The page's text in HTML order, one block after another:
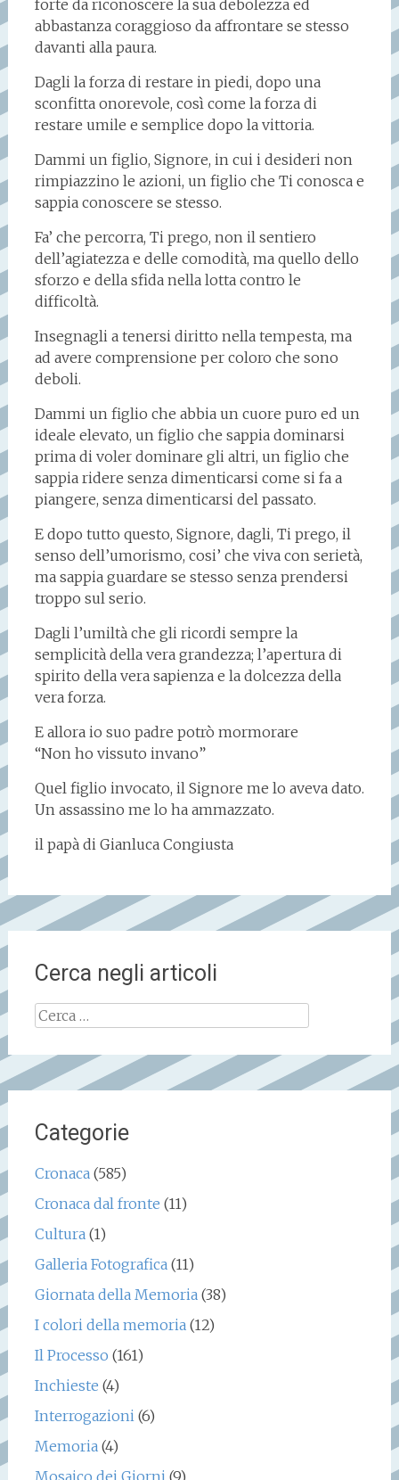
forte da riconoscere la sua debolezza ed
abbastanza coraggioso da affrontare se stesso
davanti alla paura.
Dagli la forza di restare in piedi, dopo una
sconfitta onorevole, così come la forza di
restare umile e semplice dopo la vittoria.
Dammi un figlio, Signore, in cui i desideri non
rimpiazzino le azioni, un figlio che Ti conosca e
sappia conoscere se stesso.
Fa’ che percorra, Ti prego, non il sentiero
dell’agiatezza e delle comodità, ma quello dello
sforzo e della sfida nella lotta contro le
difficoltà.
Insegnagli a tenersi diritto nella tempesta, ma
ad avere comprensione per coloro che sono
deboli.
Dammi un figlio che abbia un cuore puro ed un
ideale elevato, un figlio che sappia dominarsi
prima di voler dominare gli altri, un figlio che
sappia ridere senza dimenticarsi come si fa a
piangere, senza dimenticarsi del passato.
E dopo tutto questo, Signore, dagli, Ti prego, il
senso dell’umorismo, cosi’ che viva con serietà,
ma sappia guardare se stesso senza prendersi
troppo sul serio.
Dagli l’umiltà che gli ricordi sempre la
semplicità della vera grandezza; l’apertura di
spirito della vera sapienza e la dolcezza della
vera forza.
E allora io suo padre potrò mormorare
“Non ho vissuto invano”
Quel figlio invocato, il Signore me lo aveva dato.
Un assassino me lo ha ammazzato.
il papà di Gianluca Congiusta
Cerca negli articoli
Ricerca
per:
Categorie
Cronaca (585)
Cronaca dal fronte (11)
Cultura (1)
Galleria Fotografica (11)
Giornata della Memoria (38)
I colori della memoria (12)
Il Processo (161)
Inchieste (4)
Interrogazioni (6)
Memoria (4)
Mosaico dei Giorni (9)